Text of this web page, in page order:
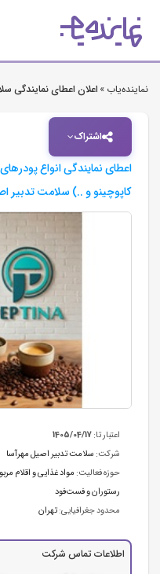
نماینده‌یاب » اعلان اعطای نمایندگی
اشتراک
اعطای نمایندگی انواع
کاپوچینو و ..) سلامت تدبیر
اعتبار تا:1405/04/17
شرکت: سلامت تدبیر اصیل مهرآسا
حوزه فعالیت: مواد غذایی و اقلام
رستوران و فست‌فود
محدود جغرافیایی:تهران
اطلاعات تماس شرکت